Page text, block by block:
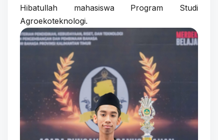
Hibatullah mahasiswa Program Studi
Agroekoteknologi.